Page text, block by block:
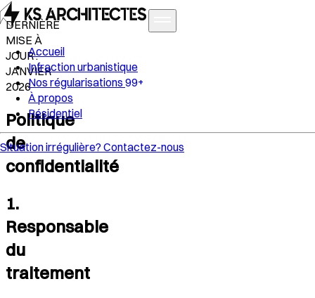
Accueil
Infraction urbanistique
Nos régularisations 99+
À propos
Résidentiel
Situation irrégulière? Contactez-nous
DERNIÈRE
MISE À
JOUR :
JANVIER
2026
Politique
de
confidentialité
1.
Responsable
du
traitement